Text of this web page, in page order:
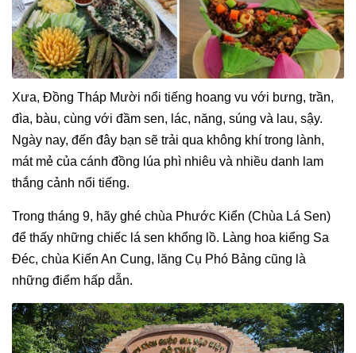
Xưa, Đồng Tháp Mười nổi tiếng hoang vu với bưng, trần,
đìa, bàu, cùng với đầm sen, lác, năng, súng và lau, sậy.
Ngày nay, đến đây bạn sẽ trải qua không khí trong lành,
mát mẻ của cánh đồng lúa phì nhiêu và nhiều danh lam
thắng cảnh nổi tiếng.
Trong tháng 9, hãy ghé chùa Phước Kiển (Chùa Lá Sen)
để thấy những chiếc lá sen khổng lồ. Làng hoa kiểng Sa
Đéc, chùa Kiến An Cung, lăng Cụ Phó Bảng cũng là
những điểm hấp dẫn.